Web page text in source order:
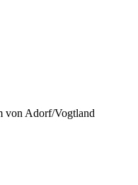
von Adorf/Vogtland